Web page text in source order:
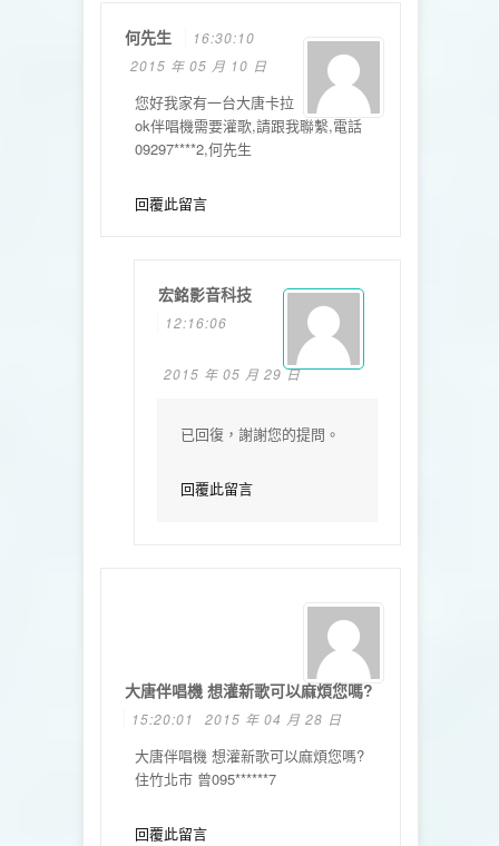
何先生
16:30:10
2015 年 05 月 10 日
您好我家有一台大唐卡拉
ok伴唱機需要灌歌,請跟我聯繫,電話
09297****2,何先生
回覆此留言
宏銘影音科技
12:16:06
2015 年 05 月 29 日
已回復，謝謝您的提問。
回覆此留言
大唐伴唱機 想灌新歌可以麻煩您嗎?
15:20:01 2015 年 04 月 28 日
大唐伴唱機 想灌新歌可以麻煩您嗎?
住竹北市 曾095******7
回覆此留言